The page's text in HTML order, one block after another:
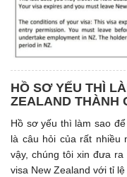
HỒ SƠ YẾU THÌ
ZEALAND THÀNH
Hồ sơ yếu thì làm sao
là câu hỏi của rất nhiều
vậy, chúng tôi xin đưa
visa New Zealand với tỉ